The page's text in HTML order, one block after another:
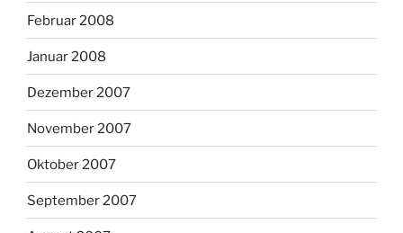
Februar 2008
Januar 2008
Dezember 2007
November 2007
Oktober 2007
September 2007